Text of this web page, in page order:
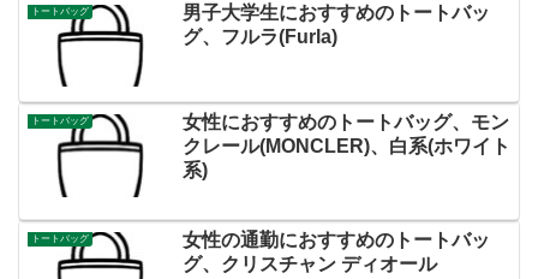
トートバッグ
男子大学生におすすめのトートバッ
グ、フルラ(Furla)
トートバッグ
女性におすすめのトートバッグ、モン
クレール(MONCLER)、白系(ホワイト
系)
トートバッグ
女性の通勤におすすめのトートバッ
グ、クリスチャン ディオール